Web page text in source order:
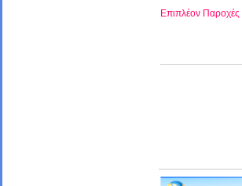
Επιπλέον Παροχές